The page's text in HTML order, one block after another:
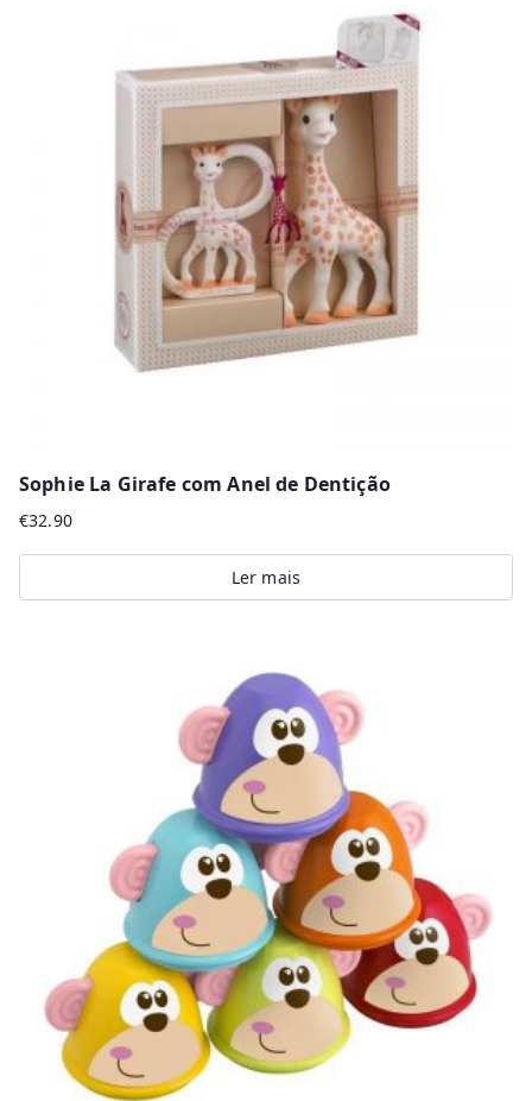
Sophie La Girafe com Anel de Dentição
€32.90
Ler mais